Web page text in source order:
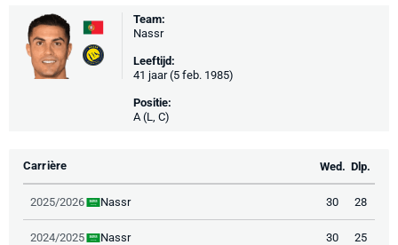
Team:
Nassr
Leeftijd:
41 jaar (5 feb. 1985)
Positie:
A (L, C)
Carrière Wed. Dlp.
2025/2026 Nassr 30 28
2024/2025 Nassr 30 25